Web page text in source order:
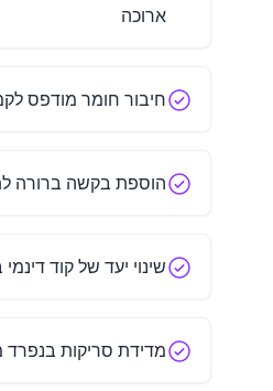
ארוכה
חיבור חומר מודפס
הוספת בקשה ברורה
שינוי יעד של קוד
מדידת סריקות בנפרד